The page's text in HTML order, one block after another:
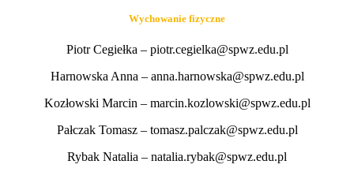
Wychowanie fizyczne
Piotr Cegiełka – piotr.cegielka@spwz.edu.pl
Harnowska Anna – anna.harnowska@spwz.edu.pl
Kozłowski Marcin – marcin.kozlowski@spwz.edu.pl
Pałczak Tomasz – tomasz.palczak@spwz.edu.pl
Rybak Natalia – natalia.rybak@spwz.edu.pl